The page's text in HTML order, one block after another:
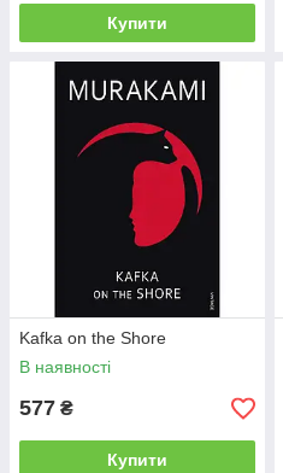
Купити
Kafka on the Shore
В наявності
577 ₴
Купити